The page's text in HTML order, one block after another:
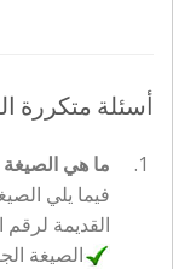
أسئلة متكررة
ما هي
فيما يلي
القديمة لرقم الحساب: